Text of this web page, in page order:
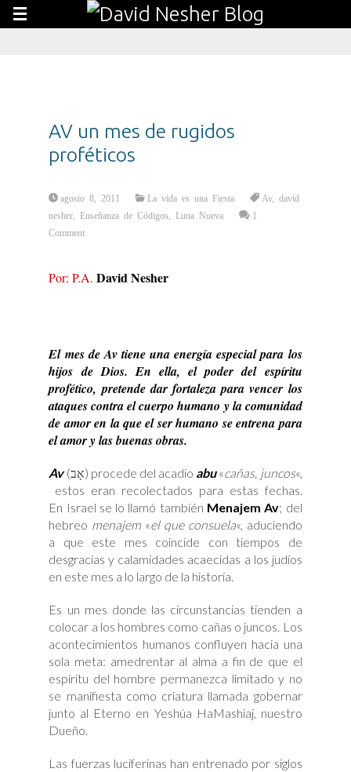
AV un mes de rugidos
proféticos
agosto 8, 2011 La vida es una Fiesta Av,david
nesher
Enseñanza de Códigos Luna Nueva
1
Comment
Por: P.A.David Nesher
El mes de Av tiene una energía especial para los
hijos de Dios. En ella, el poder del espíritu
profético, pretende dar fortaleza para vencer los
ataques contra el cuerpo humano y la comunidad
de amor en la que el ser humano se entrena para
el amor y las buenas obras.
Av (אָב) procede del acadio abu«cañas, juncos«,
estos eran recolectados para estas fechas.
En Israel se lo llamó también Menajem Av; del
hebreo menajem «el que consuela«, aduciendo
a que este mes coincide con tiempos de
desgracias y calamidades acaecidas a los judíos
en este mes a lo largo de la historia.
Es un mes donde las circunstancias tienden a
colocar a los hombres como cañas o juncos. Los
acontecimientos humanos confluyen hacia una
sola meta: amedrentar al alma a fin de que el
espíritu del hombre permanezca limitado y no
se manifiesta como criatura llamada gobernar
junto al Eterno en Yeshúa HaMashiaj, nuestro
Dueño.
Las fuerzas luciferinas han entrenado por siglos